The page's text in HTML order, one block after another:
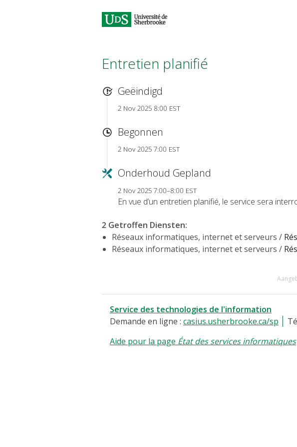
Entretien planifié
Geëindigd
2 Nov 2025 8:00 EST
Begonnen
2 Nov 2025 7:00 EST
Onderhoud Gepland
2 Nov 2025 7:00–8:00 EST
En vue d’un entretien planifié, le service sera
2 Getroffen Diensten:
Réseaux informatiques, internet et serveurs /
Réseaux informatiques, internet et serveurs /
Service des technologies de l'information
Demande en ligne : casius.usherbrooke.ca/sp
Aide pour la page État des services informatiques